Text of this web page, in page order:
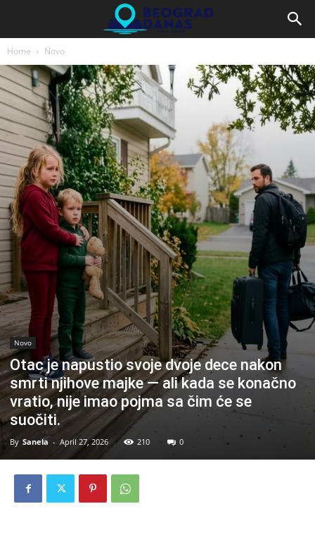
Home Novo
Novo
Otac je napustio svoje dvoje dece nakon
smrti njihove majke — ali kada se konačno
vratio, nije imao pojma sa čim će se
suočiti.
By Sanela - April 27, 2026 210 0